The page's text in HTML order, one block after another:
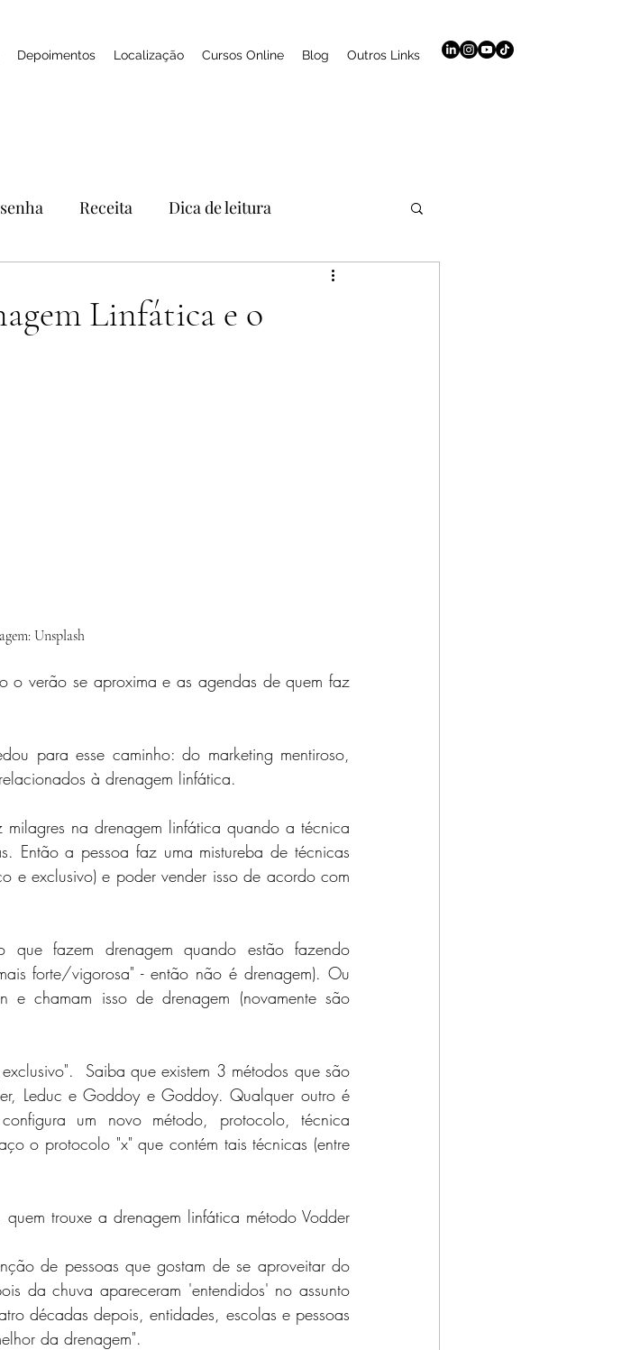
Depoimentos Localização Cursos Online Blog Outros Links
Receita Dica de leitura
aromaterapia
Linfática e o
Unsplash
o verão se aproxima e as agendas de quem faz
para esse caminho: do marketing mentiroso,
à drenagem linfática.
na drenagem linfática quando a técnica
Então a pessoa faz uma mistureba de técnicas
e exclusivo) e poder vender isso de acordo com
que fazem drenagem quando estão fazendo
forte/vigorosa" - então não é drenagem). Ou
e chamam isso de drenagem (novamente são
Saiba que existem 3 métodos que são
Leduc e Goddoy e Goddoy. Qualquer outro é
um novo método, protocolo, técnica
o protocolo "x" que contém tais técnicas (entre
trouxe a drenagem linfática método Vodder
de pessoas que gostam de se aproveitar do
da chuva apareceram 'entendidos' no assunto
décadas depois, entidades, escolas e pessoas
da drenagem".